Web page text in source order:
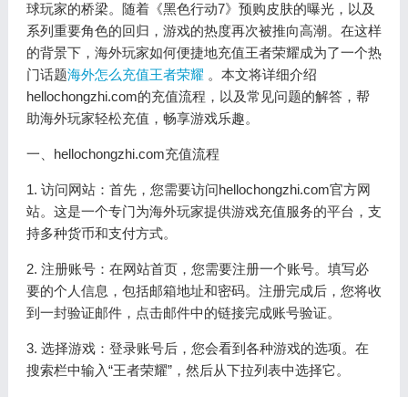
球玩家的桥梁。随着《黑色行动7》预购皮肤的曝光，以及
系列重要角色的回归，游戏的热度再次被推向高潮。在这样
的背景下，海外玩家如何便捷地充值王者荣耀成为了一个热
门话题海外怎么充值王者荣耀 。本文将详细介绍
hellochongzhi.com的充值流程，以及常见问题的解答，帮
助海外玩家轻松充值，畅享游戏乐趣。
一、hellochongzhi.com充值流程
1. 访问网站：首先，您需要访问hellochongzhi.com官方网
站。这是一个专门为海外玩家提供游戏充值服务的平台，支
持多种货币和支付方式。
2. 注册账号：在网站首页，您需要注册一个账号。填写必
要的个人信息，包括邮箱地址和密码。注册完成后，您将收
到一封验证邮件，点击邮件中的链接完成账号验证。
3. 选择游戏：登录账号后，您会看到各种游戏的选项。在
搜索栏中输入“王者荣耀”，然后从下拉列表中选择它。